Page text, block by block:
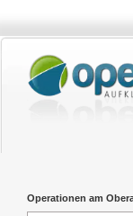
springen
Operationen am